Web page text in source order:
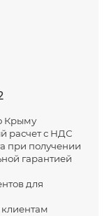
Крыму
расчет с НДС
при получении
гарантией
для